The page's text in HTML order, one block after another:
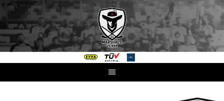
Springe
zum
Inhalt